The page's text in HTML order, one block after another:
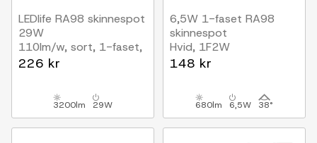
LEDlife RA98 skinnespot
29W
110lm/w, sort, 1-faset,
1F2W
226 kr
3200lm 29W
6,5W 1-faset RA98
skinnespot
Hvid, 1F2W
148 kr
680lm 6,5W 38°